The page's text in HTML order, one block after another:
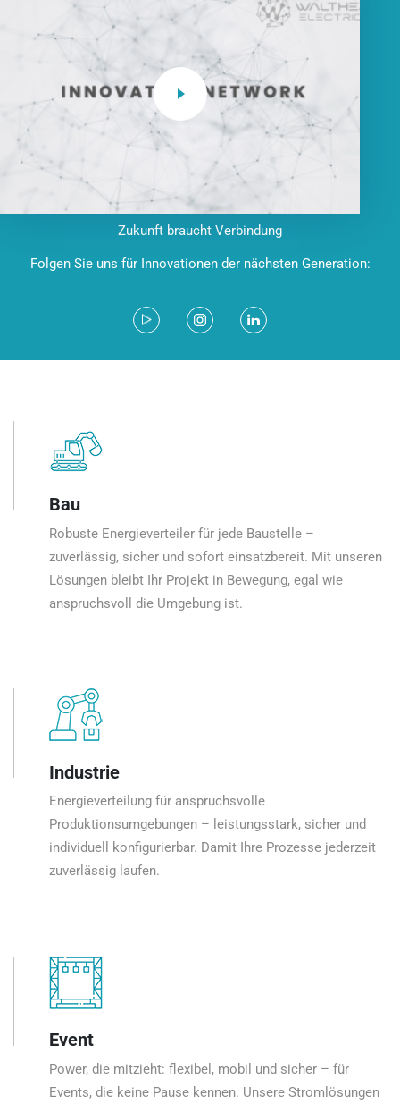
Zukunft braucht Verbindung
Folgen Sie uns für Innovationen der nächsten Generation:
Bau
Robuste Energieverteiler für jede Baustelle –
zuverlässig, sicher und sofort einsatzbereit. Mit unseren
Lösungen bleibt Ihr Projekt in Bewegung, egal wie
anspruchsvoll die Umgebung ist.
Industrie
Energieverteilung für anspruchsvolle
Produktionsumgebungen – leistungsstark, sicher und
individuell konfigurierbar. Damit Ihre Prozesse jederzeit
zuverlässig laufen.
Event
Power, die mitzieht: flexibel, mobil und sicher – für
Events, die keine Pause kennen. Unsere Stromlösungen